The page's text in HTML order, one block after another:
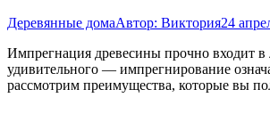
Деревянные домаАвтор: Виктория24
Импрегнация древесины прочно входит в
удивительного — импрегнирование
рассмотрим преимущества, которые вы